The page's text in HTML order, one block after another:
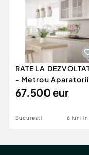
RATE LA
- Metrou Aparatorii
Patriei -
67.500 eur
Bucuresti 6 luni în